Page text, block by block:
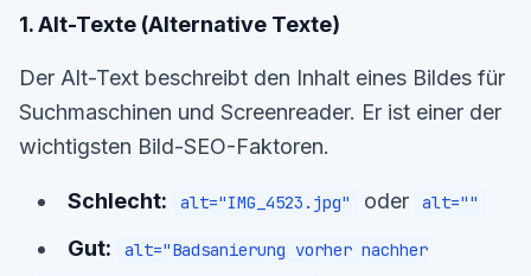
1. Alt-Texte (Alternative Texte)
Der Alt-Text beschreibt den Inhalt eines Bildes für
Suchmaschinen und Screenreader. Er ist einer der
wichtigsten Bild-SEO-Faktoren.
Schlecht: alt="IMG_4523.jpg" oder alt=""
Gut:
alt="Badsanierung vorher nachher